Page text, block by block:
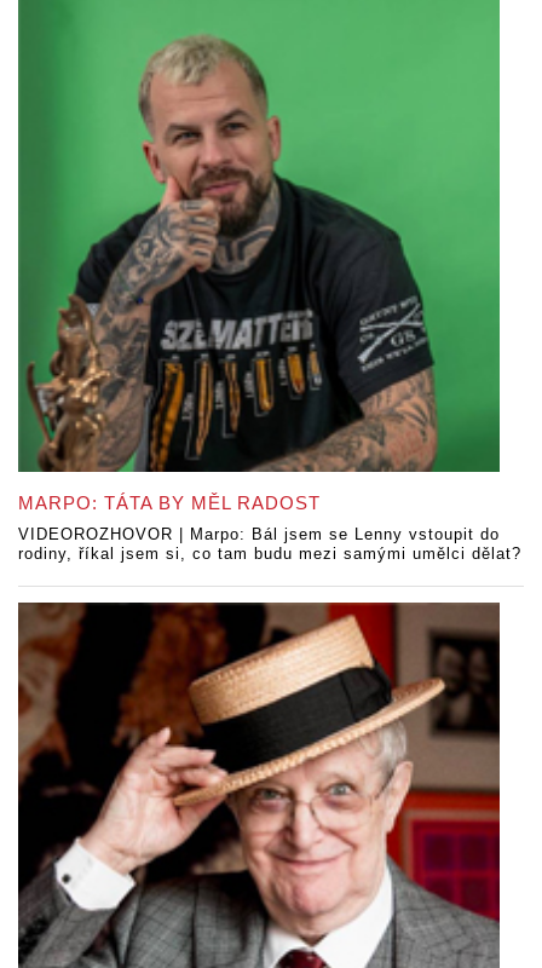
MARPO: TÁTA BY MĚL RADOST
VIDEOROZHOVOR | Marpo: Bál jsem se Lenny vstoupit do
rodiny, říkal jsem si, co tam budu mezi samými umělci dělat?